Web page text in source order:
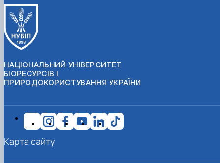
НАЦІОНАЛЬНИЙ УНІВЕРСИТЕТ
БІОРЕСУРСІВ І
ПРИРОДОКОРИСТУВАННЯ УКРАЇНИ
Карта сайту